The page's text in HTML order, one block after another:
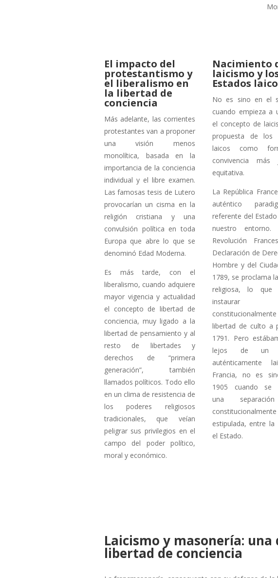
El impacto del
protestantismo y
el liberalismo en
la libertad de
conciencia
Más adelante, las corrientes
protestantes van a proponer
una visión menos
monolítica, basada en la
importancia de la conciencia
individual y el libre examen.
Las famosas tesis de Lutero
provocarían un cisma en la
religión cristiana y una
convulsión política en toda
Europa que abre lo que se
denominó Edad Moderna.
Es más tarde, con el
liberalismo, cuando adquiere
mayor vigencia y actualidad
el concepto de libertad de
conciencia, muy ligado a la
libertad de pensamiento y al
resto de libertades y
derechos de “primera
generación”, también
llamados políticos. Todo ello
en un clima de resistencia de
los poderes religiosos
tradicionales, que veían
peligrar sus privilegios en el
campo del poder político,
moral y económico.
Nacimiento
laicismo y
Estados
No es sino en el
cuando empieza a
el concepto de
propuesta de los
laicos como
convivencia
equitativa.
La República
auténtico
referente del
nuestro entorno.
Revolución
Declaración de
Hombre y del
1789, se proclama
religiosa, lo que
instaurar
libertad de culto a
1791. Pero
lejos de un
auténticamente
Francia, no es
1905 cuando se
una
constitucionalmente
estipulada, entre la
el Estado.
Laicismo y masonería: una
libertad de conciencia